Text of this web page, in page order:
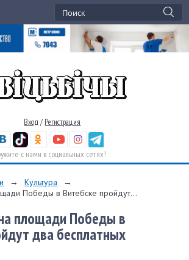
Вход / Регистрация
с нами в социальных сетях!
→ Культура
→
Победы в Витебске пройдут...
площади Победы в
два бесплатных